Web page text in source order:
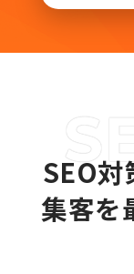
SEO対
集客を